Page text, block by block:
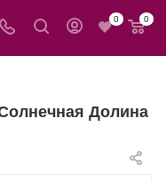
0 0
Долина